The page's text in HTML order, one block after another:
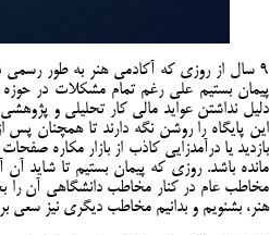
پیمان بستیم علی رغم تمام مشکلات در حوزه
دلیل نداشتن عواید مالی کار تحلیلی و
بازدید یا درآمدزایی کاذب از بازار مکاره
مانده باشد. روزی که پیمان بستیم تا شاید
مخاطب عام در کنار مخاطب دانشگاهی آن را
هنر، بشنویم و بدانیم مخاطب دیگری نیز سعی